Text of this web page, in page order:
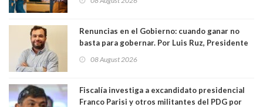
medianas empresas"
Renuncias en el Gobierno: cuando ganar no
basta para gobernar. Por Luis Ruz, Presidente
08 August 2026
Fiscalía investiga a excandidato presidencial
Franco Parisi y otros militantes del PDG por